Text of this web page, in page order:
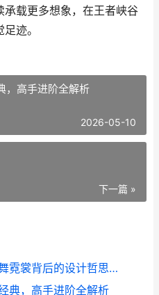
载更多想象，在王者峡谷
迹。
，高手进阶全解析
2026-05-10
下一篇 »
王者荣耀花木兰皮肤，剑舞霓裳背后的设计哲思，副标题，从水墨到机甲，一个英雄的视觉史诗
典，高手进阶全解析